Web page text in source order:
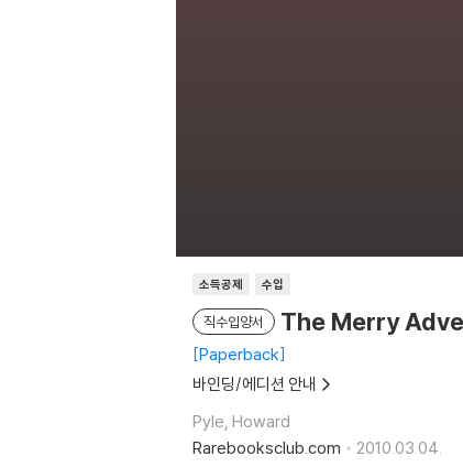
소득공제 수입
직수입양서 The Merry
Paperback
바인딩/에디션 안내
Pyle, Howard
Rarebooksclub.com
2010.03.04.